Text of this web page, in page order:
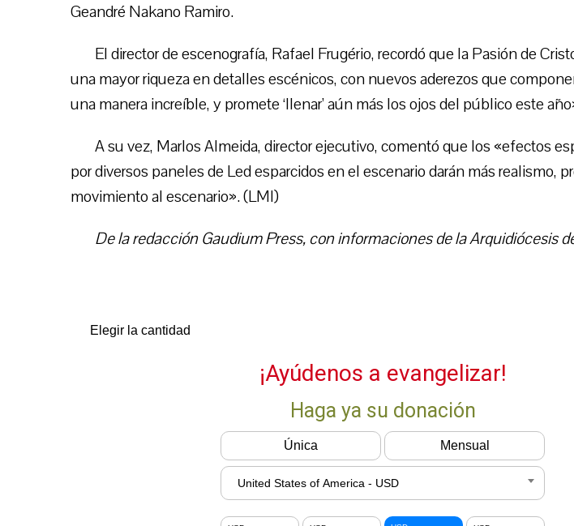
Geandré Nakano Ramiro.
El director de escenografía, Rafael Frugério, recordó que la Pasión de
una mayor riqueza en detalles escénicos, con nuevos aderezos que
una manera increíble, y promete ‘llenar’ aún más los ojos del público este
A su vez, Marlos Almeida, director ejecutivo, comentó que los «efectos
por diversos paneles de Led esparcidos en el escenario darán más realismo,
movimiento al escenario». (LMI)
De la redacción Gaudium Press, con informaciones de la Arquidiócesis